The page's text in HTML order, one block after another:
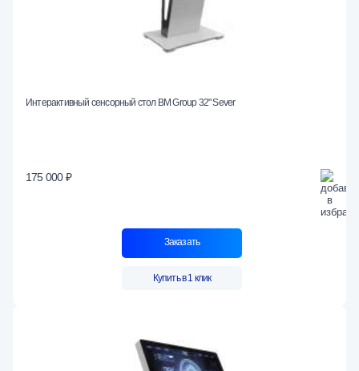
Интерактивный сенсорный стол BM Group 32" Sever
175 000 ₽
Заказать
Купить в 1 клик